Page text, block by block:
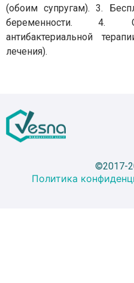
(обоим супругам). 3.
беременности. 4.
антибактериальной
лечения).
©2017-
Политика